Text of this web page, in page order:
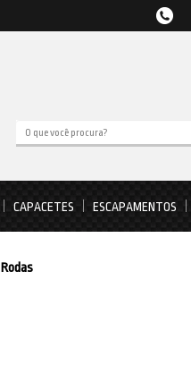
CAPACETES ESCAPAMENTOS
Rodas